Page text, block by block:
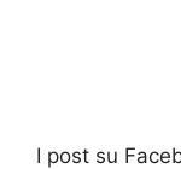
I post su